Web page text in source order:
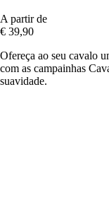
A partir de
€ 39,90
Ofereça ao seu cavalo
com as campainhas
suavidade.